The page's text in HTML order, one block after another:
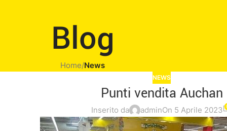
Blog
Home/News
NEWS
Punti vendita Auchan
Inserito da adminOn 5 Aprile 2023